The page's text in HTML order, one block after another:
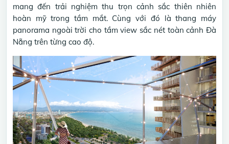
mang đến trải nghiệm thu trọn cảnh sắc thiên nhiên
hoàn mỹ trong tầm mắt. Cùng với đó là thang máy
panorama ngoài trời cho tầm view sắc nét toàn cảnh Đà
Nẵng trên từng cao độ.